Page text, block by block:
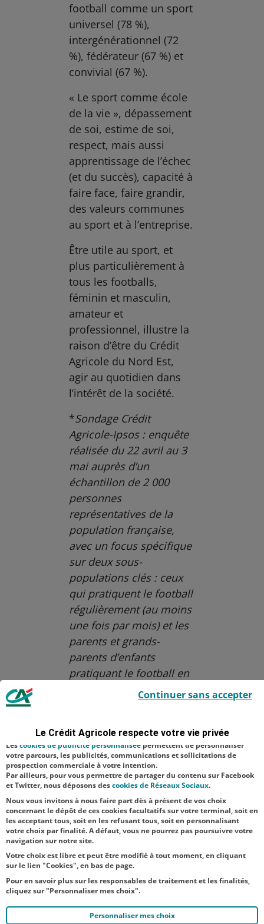
football comme un sport
universel (78 %),
intergénérationnel (72
%), fédérateur (67 %) et
convivial (67 %).
« Le sport comme école
de la vie », dépassement
de soi, estime de soi,
respect, mais aussi
apprentissage de l’échec
(et du succès), capacité à
faire face, faire grandir,
des valeurs communes
au sport et à l’entreprise.
Être utile au sport, et
plus particulièrement à
tous les footballs,
féminin et masculin,
amateur et
professionnel, illustre la
raison d’être du Crédit
Agricole du Nord Est,
agir au quotidien dans
l’intérêt de la société.
*Sondage Crédit
Agricole-Ipsos : enquête
réalisée du 22 avril au 3
mai auprès d’un
échantillon de 2 000
personnes
représentatives de la
population française,
avec un focus spécifique
sur deux sous-
populations clés : ceux
qui pratiquent le football
régulièrement (au moins
une fois par mois) et les
parents et grands-
parents d’enfants
pratiquant le football en
Jeunes
Proximité
Sport
NOS
ACTUALITÉS
TOUTES NOS ACTUALITÉS
Le Crédit Agricole respecte votre vie privée
indispensables car utilisés à des fins de bon fonctionnement et de
sécurité ; d’autres sont facultatifs. Les
satisfaction facultatifs.
Lescookies de publicité personnalisée permettent de personnaliser
votre parcours, les publicités, communications et sollicitations de
prospection commerciale à votre intention.
Par ailleurs, pour vous permettre de partager du contenu sur Facebook
et Twitter, nous déposons descookies de Réseaux Sociaux.
Nous vous invitons à nous faire part dès à présent de vos choix
concernant le dépôt de ces cookies facultatifs sur votre terminal, soit en
les acceptant tous, soit en les refusant tous, soit en personnalisant
votre choix par finalité. A défaut, vous ne pourrez pas poursuivre votre
navigation sur notre site.
Votre choix est libre et peut être modifié à tout moment, en cliquant
sur le lien "Cookies", en bas de page.
Pour en savoir plus sur les responsables de traitement et les finalités,
cliquez sur "Personnaliser mes choix".
Personnaliser mes choix
Continuer sans accepter